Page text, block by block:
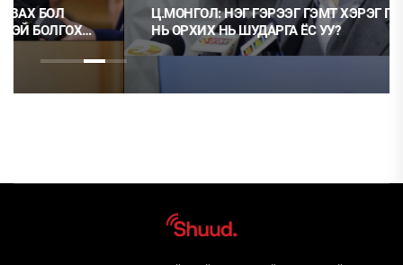
Ц.МОНГОЛ: НЭГ ГЭРЭЭГ ГЭМТ ХЭРЭГ ГЭЭД, НӨГӨӨГ
НЬ ОРХИХ НЬ ШУДАРГА ЁС УУ?